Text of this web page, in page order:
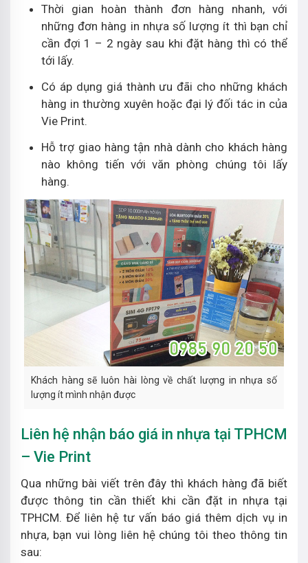
Thời gian hoàn thành đơn hàng nhanh, với
những đơn hàng in nhựa số lượng ít thì bạn chỉ
cần đợi 1 – 2 ngày sau khi đặt hàng thì có thể
tới lấy.
Có áp dụng giá thành ưu đãi cho những khách
hàng in thường xuyên hoặc đại lý đối tác in của
Vie Print.
Hỗ trợ giao hàng tận nhà dành cho khách hàng
nào không tiến với văn phòng chúng tôi lấy
hàng.
Khách hàng sẽ luôn hài lòng về chất lượng in nhựa số
lượng ít mình nhận được
Liên hệ nhận báo giá in nhựa tại TPHCM
– Vie Print
Qua những bài viết trên đây thì khách hàng đã biết
được thông tin cần thiết khi cần đặt in nhựa tại
TPHCM. Để liên hệ tư vấn báo giá thêm dịch vụ in
nhựa, bạn vui lòng liên hệ chúng tôi theo thông tin
sau: